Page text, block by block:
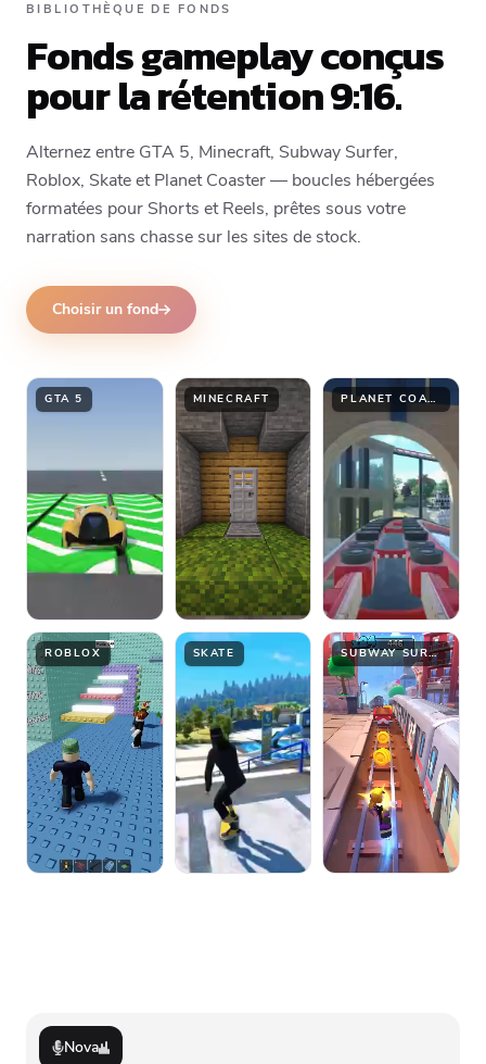
Top Middle
BIBLIOTHÈQUE DE FONDS
Fonds gameplay conçus
pour la rétention 9:16.
Alternez entre GTA 5, Minecraft, Subway Surfer,
Roblox, Skate et Planet Coaster — boucles hébergées
formatées pour Shorts et Reels, prêtes sous votre
narration sans chasse sur les sites de stock.
Choisir un fond
GTA 5 MINECRAFT PLANET COASTER
ROBLOX SKATE SUBWAY SURFER
Nova